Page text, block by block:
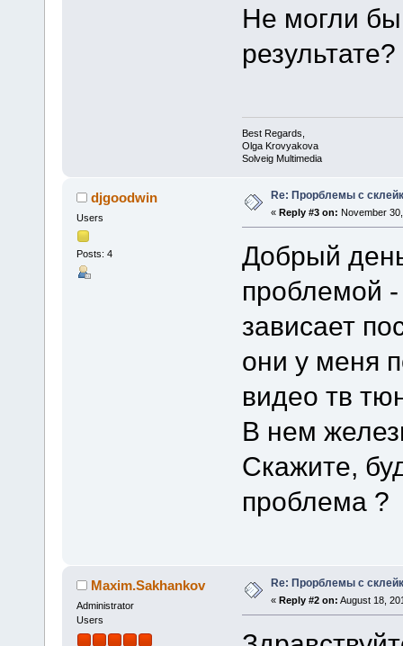
Не могли
результате?
Best Regards,
Olga Krovyakova
Solveig Multimedia
djgoodwin
Users
Posts: 4
Re: Прорблемы с
« Reply #3 on: November
Добрый
проблемой
зависает
они у меня
видео тв
В нем
Скажите,
проблема ?
Maxim.Sakhankov
Administrator
Users
Re: Прорблемы с
« Reply #2 on: August 18,